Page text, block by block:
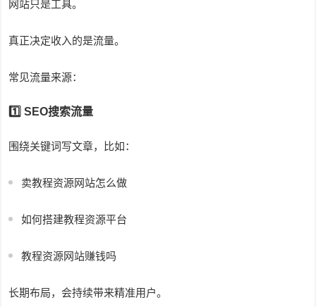
网站只是工具。
真正决定收入的是流量。
常见流量来源：
1️⃣ SEO搜索流量
围绕关键词写文章，比如：
卖教程资源网站怎么做
如何搭建教程资源平台
教程资源网站赚钱吗
长期布局，会持续带来精准用户。